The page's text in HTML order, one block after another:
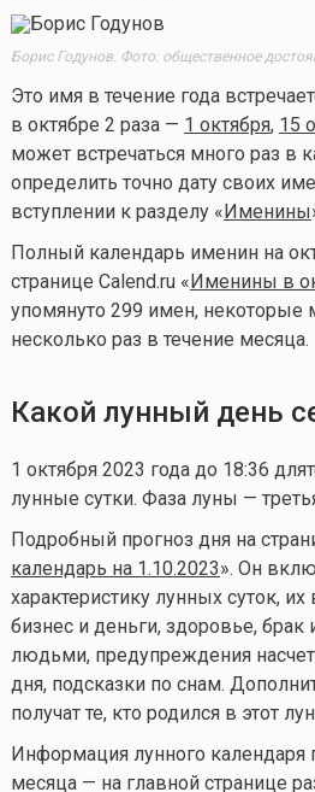
Борис Годунов. Фото: общественное
Это имя в течение года
в октябре 2 раза — 1 октября, 15
может встречаться много раз в
определить точно дату своих
вступлении к разделу « Именины
Полный календарь именин на
странице Calend.ru « Именины в
упомянуто 299 имен, некоторые
несколько раз в течение месяца.
Какой лунный день
1 октября 2023 года до 18:36
лунные сутки. Фаза луны —
Подробный прогноз дня на
календарь на 1.10.2023». Он
характеристику лунных суток,
бизнес и деньги, здоровье,
людьми, предупреждения
дня, подсказки по снам.
получат те, кто родился в этот
Информация лунного календаря
месяца — на главной странице